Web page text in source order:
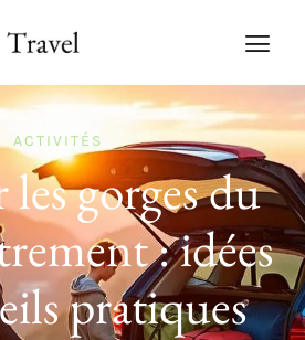
ACTIVITÉS
gorges du
: idées
pratiques